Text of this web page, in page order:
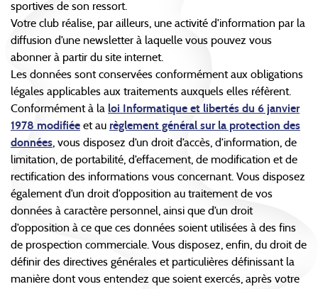
sportives de son ressort.
Votre club réalise, par ailleurs, une activité d’information par la
diffusion d’une newsletter à laquelle vous pouvez vous
abonner à partir du site internet.
Les données sont conservées conformément aux obligations
légales applicables aux traitements auxquels elles réfèrent.
Conformément à la loi Informatique et libertés du 6 janvier
1978 modifiée et au règlement général sur la protection des
données , vous disposez d’un droit d’accès, d’information, de
limitation, de portabilité, d’effacement, de modification et de
rectification des informations vous concernant. Vous disposez
également d’un droit d’opposition au traitement de vos
données à caractère personnel, ainsi que d’un droit
d’opposition à ce que ces données soient utilisées à des fins
de prospection commerciale. Vous disposez, enfin, du droit de
définir des directives générales et particulières définissant la
manière dont vous entendez que soient exercés, après votre